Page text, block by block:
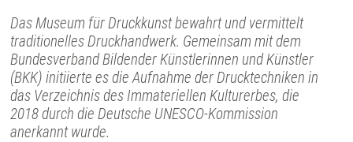
Das Museum für Druckkunst bewahrt und vermittelt
traditionelles Druckhandwerk. Gemeinsam mit dem
Bundesverband Bildender Künstlerinnen und Künstler
(BKK) initiierte es die Aufnahme der Drucktechniken in
das Verzeichnis des Immateriellen Kulturerbes, die
2018 durch die Deutsche UNESCO-Kommission
anerkannt wurde.